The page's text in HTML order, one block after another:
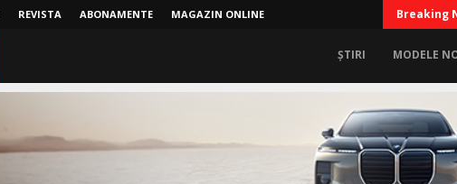
REVISTA ABONAMENTE MAGAZIN ONLINE Breaking
ȘTIRI MODELE